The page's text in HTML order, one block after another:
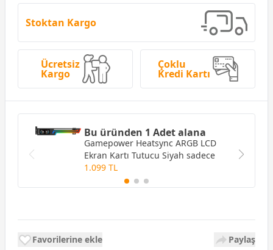
Stoktan Kargo
Ücretsiz
Kargo
Çoklu
Kredi Kartı
Bu üründen 1 Adet alana
Gamepower Heatsync ARGB LCD
Ekran Kartı Tutucu Siyah sadece
1.099 TL
Favorilerine ekle Paylaş